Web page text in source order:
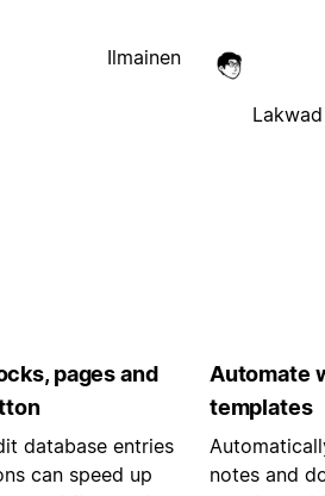
Ilmainen
Lakwad
pages and
database entries
can speed up
Automate
templates
notes and